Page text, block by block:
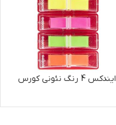
ایندکس 4 رنگ نئونی کورس